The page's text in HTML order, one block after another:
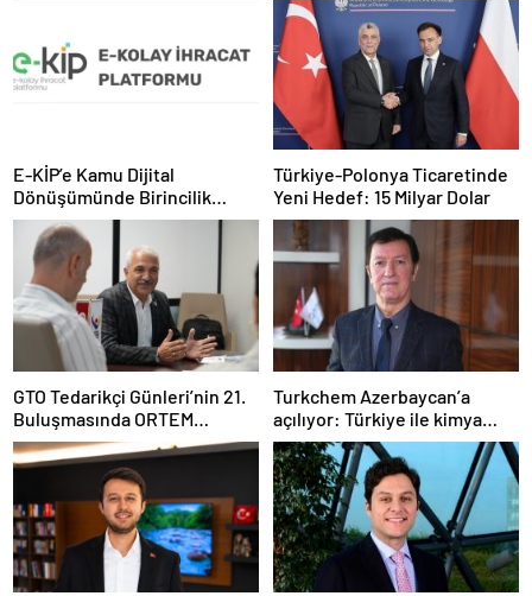
E-KİP’e Kamu Dijital
Dönüşümünde Birincilik
Ödülü
Türkiye-Polonya Ticaretinde
Yeni Hedef: 15 Milyar Dolar
GTO Tedarikçi Günleri’nin 21.
Buluşmasında ORTEM
Elektronik Tedarikçi
Adaylarıyla Buluştu
Turkchem Azerbaycan’a
açılıyor: Türkiye ile kimya
ticaretinde yeni dönem